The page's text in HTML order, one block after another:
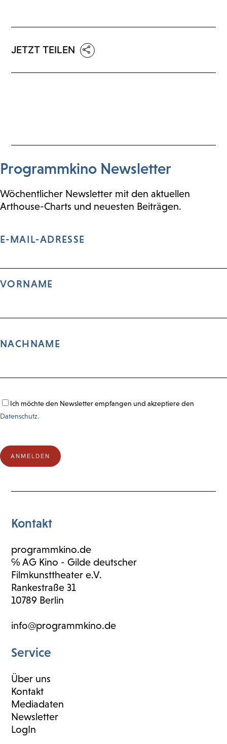
JETZT TEILEN
Programmkino Newsletter
Wöchentlicher Newsletter mit den aktuellen
Arthouse-Charts und neuesten Beiträgen.
E-MAIL-ADRESSE
VORNAME
NACHNAME
Ich möchte den Newsletter empfangen und akzeptiere den
Datenschutz.
Kontakt
programmkino.de
℅ AG Kino - Gilde deutscher
Filmkunsttheater e.V.
Rankestraße 31
10789 Berlin
info@programmkino.de
Service
Über uns
Kontakt
Mediadaten
Newsletter
LogIn